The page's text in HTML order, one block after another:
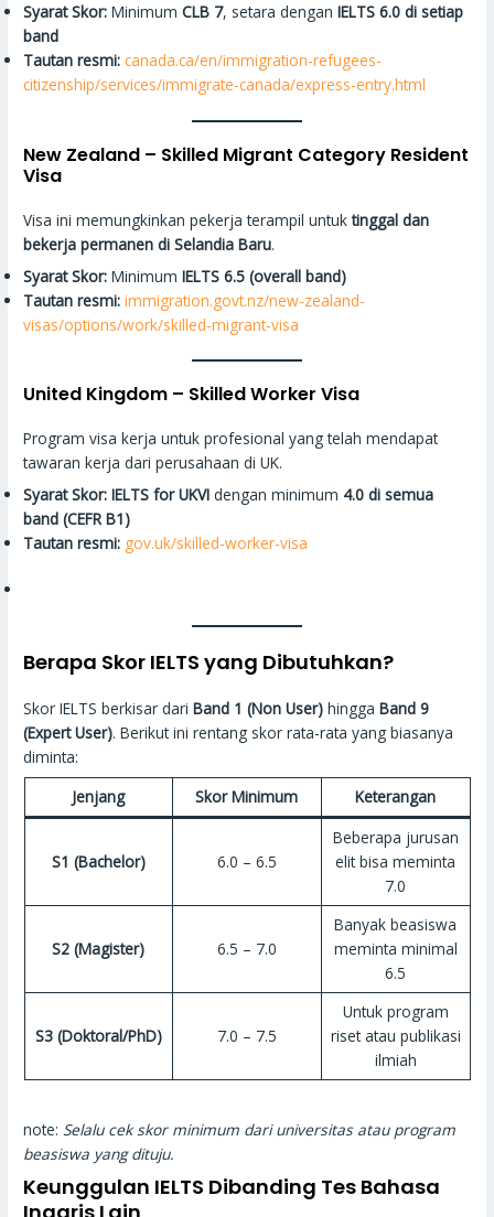
Syarat Skor: MinimumCLB 7, setara denganIELTS 6.0 di setiap
band
Tautan resmi: canada.ca/en/immigration-refugees-
citizenship/services/immigrate-canada/express-entry.html
New Zealand – Skilled Migrant Category Resident
Visa
Visa ini memungkinkan pekerja terampil untuktinggal dan
bekerja permanen di Selandia Baru.
Syarat Skor: MinimumIELTS 6.5 (overall band)
Tautan resmi: immigration.govt.nz/new-zealand-
visas/options/work/skilled-migrant-visa
United Kingdom – Skilled Worker Visa
Program visa kerja untuk profesional yang telah mendapat
tawaran kerja dari perusahaan di UK.
Syarat Skor: IELTS for UKVI dengan minimum 4.0 di semua
band (CEFR B1)
Tautan resmi: gov.uk/skilled-worker-visa
Berapa Skor IELTS yang Dibutuhkan?
Skor IELTS berkisar dariBand 1 (Non User) hinggaBand 9
(Expert User). Berikut ini rentang skor rata-rata yang biasanya
diminta:
Jenjang
Skor Minimum Keterangan
S1 (Bachelor) 6.0 – 6.5
Beberapa jurusan
elit bisa meminta
7.0
S2 (Magister) 6.5 – 7.0
Banyak beasiswa
meminta minimal
6.5
S3 (Doktoral/PhD) 7.0 – 7.5
Untuk program
riset atau publikasi
ilmiah
note: Selalu cek skor minimum dari universitas atau program
beasiswa yang dituju.
Keunggulan IELTS Dibanding Tes Bahasa